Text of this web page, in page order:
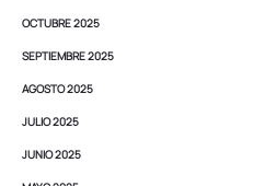
OCTUBRE 2025
SEPTIEMBRE 2025
AGOSTO 2025
JULIO 2025
JUNIO 2025